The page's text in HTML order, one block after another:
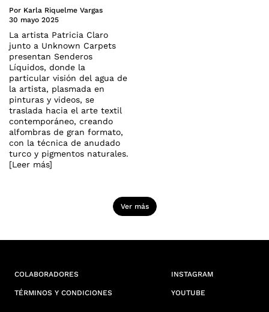
Por Karla Riquelme Vargas
30 mayo 2025
La artista Patricia Claro
junto a Unknown Carpets
presentan Senderos
Líquidos, donde la
particular visión del agua de
la artista, plasmada en
pinturas y videos, se
traslada hacia el arte textil
contemporáneo, creando
alfombras de gran formato,
con la técnica de anudado
turco y pigmentos naturales.
[Leer más]
Ver más
COLABORADORES
TÉRMINOS Y CONDICIONES
INSTAGRAM
YOUTUBE